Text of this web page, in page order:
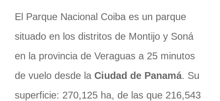
El Parque Nacional Coiba es un parque
situado en los distritos de Montijo y Soná
en la provincia de Veraguas a 25 minutos
de vuelo desde la Ciudad de Panamá. Su
superficie: 270,125 ha, de las que 216,543